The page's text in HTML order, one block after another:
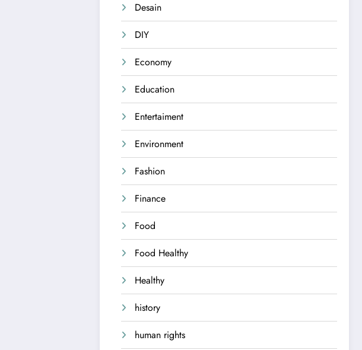
Desain
DIY
Economy
Education
Entertaiment
Environment
Fashion
Finance
Food
Food Healthy
Healthy
history
human rights